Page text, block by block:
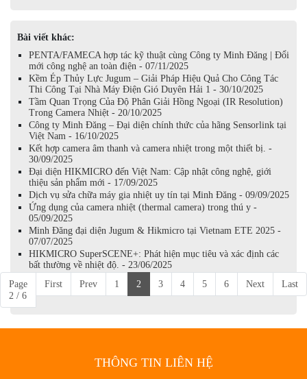
Bài viết khác:
PENTA/FAMECA hợp tác kỹ thuật cùng Công ty Minh Đăng | Đổi
mới công nghệ an toàn điện - 07/11/2025
Kềm Ép Thủy Lực Jugum – Giải Pháp Hiệu Quả Cho Công Tác
Thi Công Tại Nhà Máy Điện Gió Duyên Hải 1 - 30/10/2025
Tầm Quan Trọng Của Độ Phân Giải Hồng Ngoại (IR Resolution)
Trong Camera Nhiệt - 20/10/2025
Công ty Minh Đăng – Đại diện chính thức của hãng Sensorlink tại
Việt Nam - 16/10/2025
Kết hợp camera âm thanh và camera nhiệt trong một thiết bị. -
30/09/2025
Đại diện HIKMICRO đến Việt Nam: Cập nhật công nghệ, giới
thiệu sản phẩm mới - 17/09/2025
Dịch vụ sửa chữa máy gia nhiệt uy tín tại Minh Đăng - 09/09/2025
Ứng dụng của camera nhiệt (thermal camera) trong thú y -
05/09/2025
Minh Đăng đại diện Jugum & Hikmicro tại Vietnam ETE 2025 -
07/07/2025
HIKMICRO SuperSCENE+: Phát hiện mục tiêu và xác định các
bất thường về nhiệt độ. - 23/06/2025
Page
2 / 6
First Prev 1 2 3 4 5 6 Next Last
THÔNG TIN LIÊN HỆ